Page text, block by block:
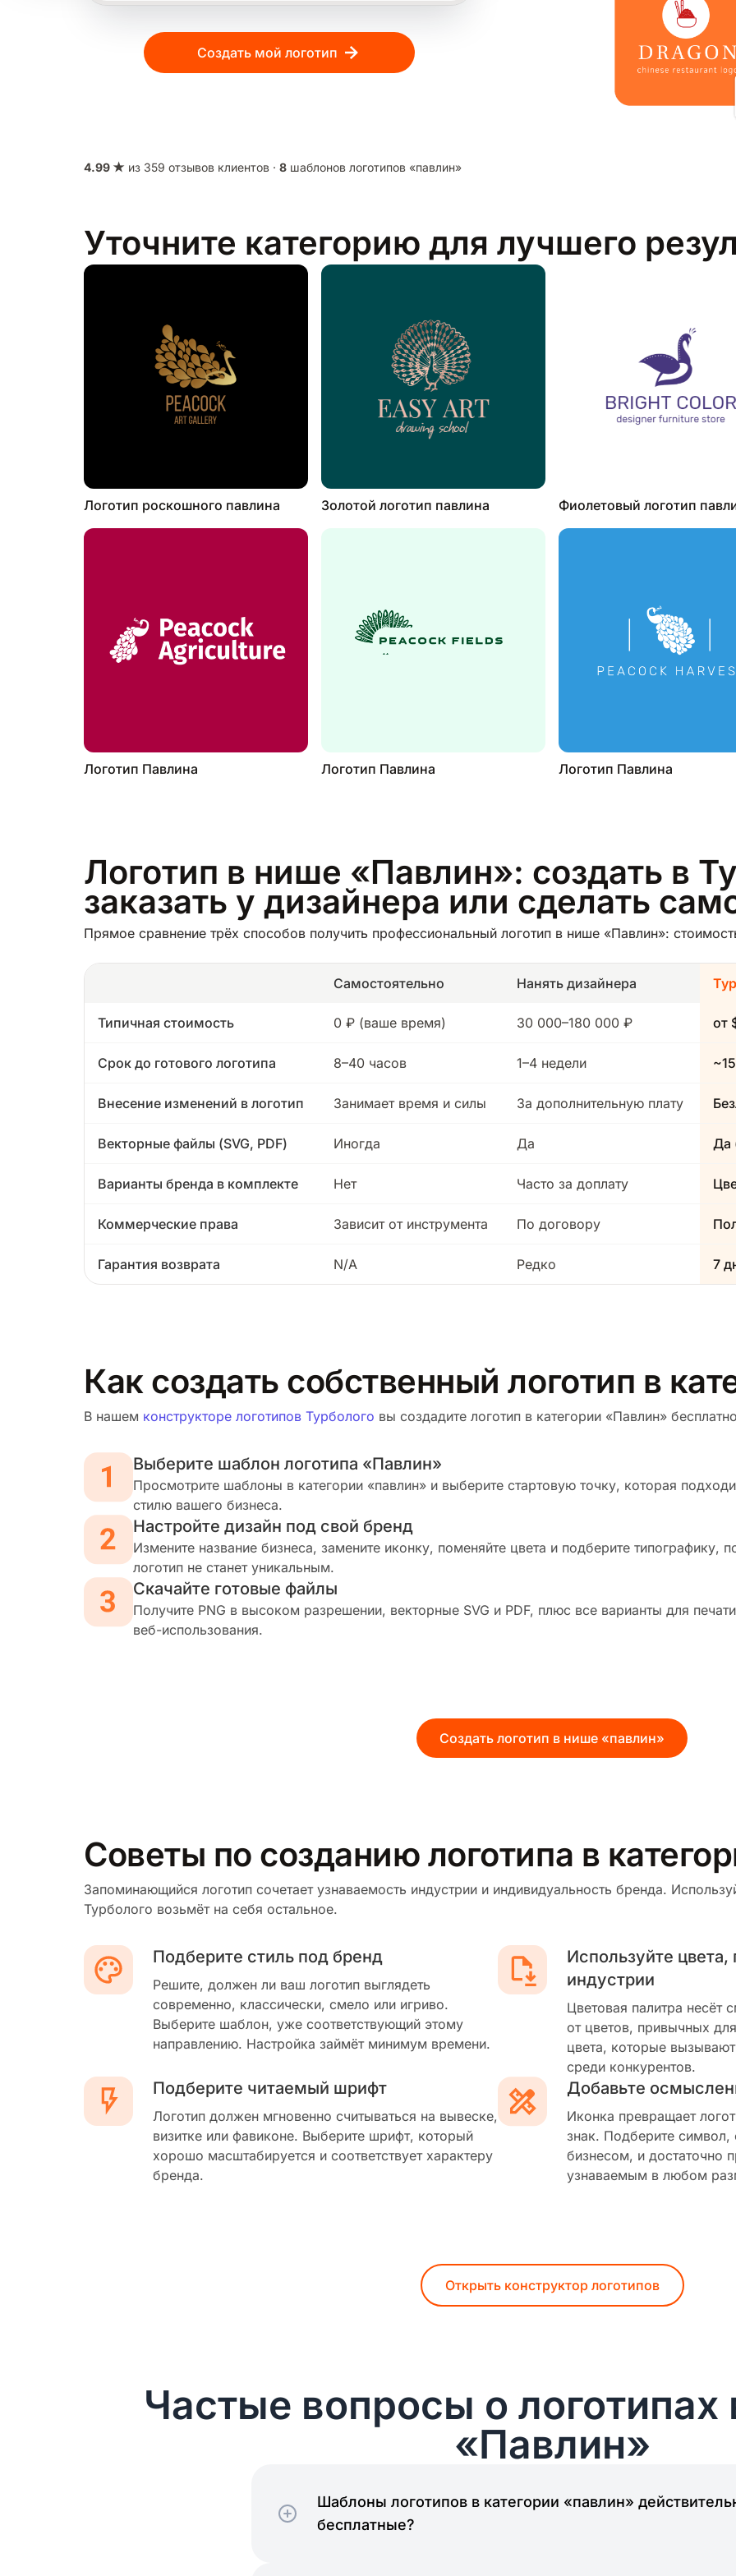
Создать мой логотип
4.99 ★ из 359 отзывов клиентов · 8 шаблонов логотипов «павлин»
Уточните категорию для лучшего
Логотип роскошного павлина Золотой логотип павлина Фиолетовый логотип
Логотип Павлина Логотип Павлина Логотип Павлина
Логотип в нише «Павлин»: создать в
заказать у дизайнера или сделать
Прямое сравнение трёх способов получить профессиональный логотип в нише «Павлин»:
Самостоятельно Нанять дизайнера
Типичная стоимость 0 ₽ (ваше время) 30 000–180 000 ₽ от
Срок до готового логотипа 8–40 часов 1–4 недели
Внесение изменений в логотип Занимает время и силы За дополнительную плату
Векторные файлы (SVG, PDF) Иногда Да Да
Варианты бренда в комплекте Нет Часто за доплату
Коммерческие права Зависит от инструмента По договору
Гарантия возврата N/A Редко 7
Как создать собственный логотип в
В нашем конструкторе логотипов Турболого вы создадите логотип в категории «Павлин»
Выберите шаблон логотипа «Павлин»
Просмотрите шаблоны в категории «павлин» и выберите стартовую точку, которая
стилю вашего бизнеса.
Настройте дизайн под свой бренд
Измените название бизнеса, замените иконку, поменяйте цвета и подберите типографику,
логотип не станет уникальным.
Скачайте готовые файлы
Получите PNG в высоком разрешении, векторные SVG и PDF, плюс все варианты для
веб-использования.
Создать логотип в нише «павлин»
Советы по созданию логотипа в
Запоминающийся логотип сочетает узнаваемость индустрии и индивидуальность бренда.
Турболого возьмёт на себя остальное.
Подберите стиль под бренд
Решите, должен ли ваш логотип выглядеть
современно, классически, смело или игриво.
Выберите шаблон, уже соответствующий этому
направлению. Настройка займёт минимум времени.
Используйте
индустрии
Цветовая палитра несёт
от цветов, привычных
цвета, которые
среди конкурентов.
Подберите читаемый шрифт
Логотип должен мгновенно считываться на вывеске,
визитке или фавиконе. Выберите шрифт, который
хорошо масштабируется и соответствует характеру
бренда.
Добавьте
Иконка превращает
знак. Подберите
бизнесом, и достаточно
узнаваемым в любом
Открыть конструктор логотипов
Частые вопросы о логотипах
«Павлин»
Шаблоны логотипов в категории «павлин»
бесплатные?